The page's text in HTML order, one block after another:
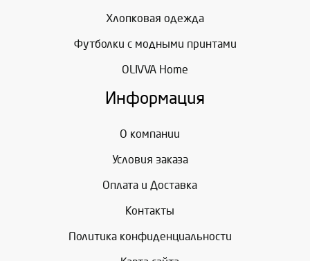
Хлопковая одежда
Футболки с модными принтами
OLIVVA Home
Информация
О компании
Условия заказа
Оплата и Доставка
Контакты
Политика конфиденциальности